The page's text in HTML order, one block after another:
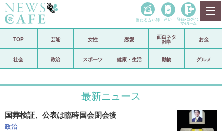
政治
スポーツ
恋愛
当たる占い師 占い 登録• ログイン
マイルーム
TOP 芸能 女性 恋愛
面白ネタ
雑学
お金
社会 政治 スポーツ 健康・生活 動物 グルメ
最新ニュース
国葬検証、公表は臨時国会閉会後
政治